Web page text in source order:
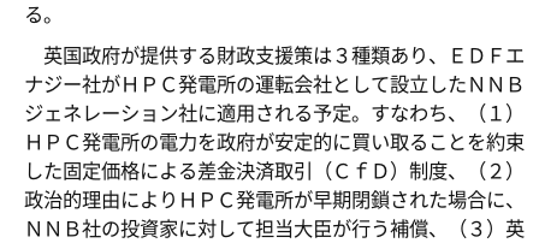
る。
英国政府が提供する財政支援策は３種類あり、ＥＤＦエ
ナジー社がＨＰＣ発電所の運転会社として設立したＮＮＢ
ジェネレーション社に適用される予定。すなわち、（１）
ＨＰＣ発電所の電力を政府が安定的に買い取ることを約束
した固定価格による差金決済取引（ＣｆＤ）制度、（２）
政治的理由によりＨＰＣ発電所が早期閉鎖された場合に、
ＮＮＢ社の投資家に対して担当大臣が行う補償、（３）英